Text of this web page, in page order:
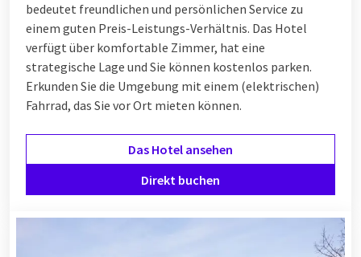
bedeutet freundlichen und persönlichen Service zu
einem guten Preis-Leistungs-Verhältnis. Das Hotel
verfügt über komfortable Zimmer, hat eine
strategische Lage und Sie können kostenlos parken.
Erkunden Sie die Umgebung mit einem (elektrischen)
Fahrrad, das Sie vor Ort mieten können.
Das Hotel ansehen
Direkt buchen